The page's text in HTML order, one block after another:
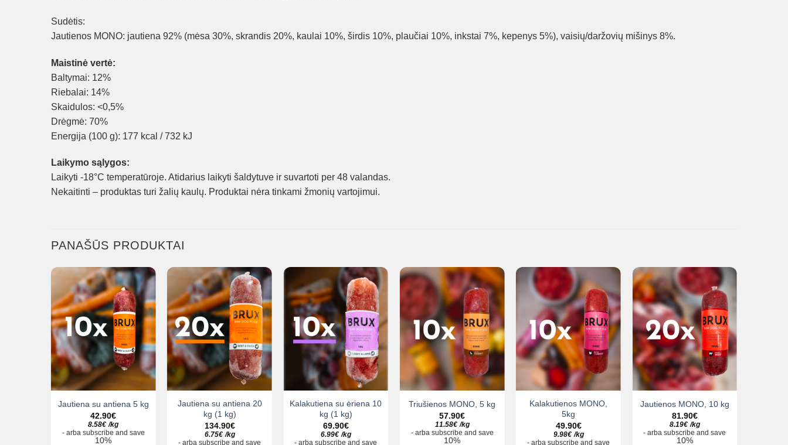
Sudėtis:
Jautienos MONO: jautiena 92% (mėsa 30%, skrandis 20%, kaulai 10%, širdis 10%, plaučiai 10%, inkstai 7%, kepenys 5%), vaisių/daržovių mišinys 8%.
Maistinė vertė:
Baltymai: 12%
Riebalai: 14%
Skaidulos: <0,5%
Drėgmė: 70%
Energija (100 g): 177 kcal / 732 kJ
Laikymo sąlygos:
Laikyti -18°C temperatūroje. Atidarius laikyti šaldytuve ir suvartoti per 48 valandas.
Nekaitinti – produktas turi žalių kaulų. Produktai nėra tinkami žmonių vartojimui.
PANAŠŪS PRODUKTAI
Jautiena su antiena 5 kg
42.90€
8.58€ /kg
- arba subscribe and save
10%
Jautiena su antiena 20
kg (1 kg)
134.90€
6.75€ /kg
-arba subscribe and save
Kalakutiena su ėriena 10
kg (1 kg)
69.90€
6.99€ /kg
-arba subscribe and save
Triušienos MONO, 5 kg
57.90€
11.58€ /kg
- arba subscribe and save
10%
Kalakutienos MONO,
5kg
49.90€
9.98€ /kg
-arba subscribe and save
Jautienos MONO, 10 kg
81.90€
8.19€ /kg
-arba subscribe and save
10%